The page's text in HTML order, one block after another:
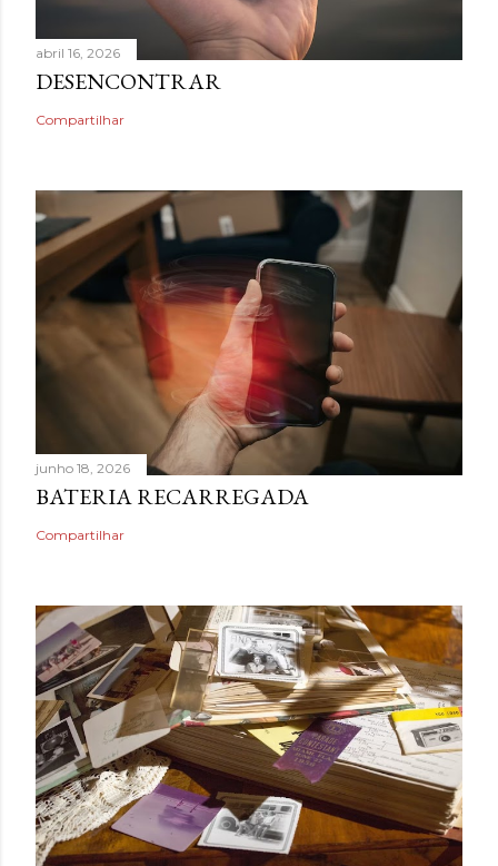
abril 16, 2026
DESENCONTRAR
Compartilhar
junho 18, 2026
BATERIA RECARREGADA
Compartilhar